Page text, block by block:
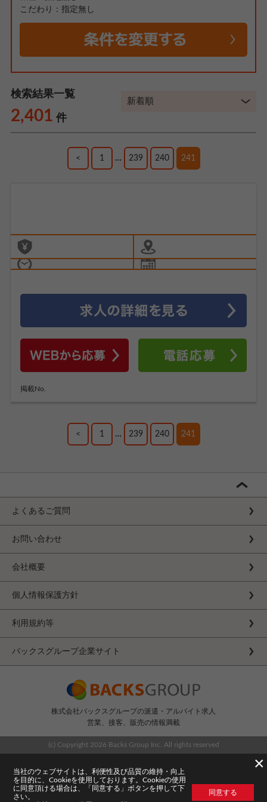
こだわり：指定無し
検索結果一覧
2,401 件
< 1 … 239 240 241
掲載No.
< 1 … 239 240 241
よくあるご質問
お問い合わせ
会社概要
個人情報保護方針
利用規約等
バックスグループ企業サイト
株式会社バックスグループの派遣・アルバイト求人
営業、接客、販売の情報満載
(c) Copyright 2026 Backs Group Inc. All rights reserved
×
当社のウェブサイトは、利便性及び品質の維持・向上
を目的に、Cookieを使用しております。Cookieの使用
に同意頂ける場合は、「同意する」ボタンを押して下
さい。
同意する